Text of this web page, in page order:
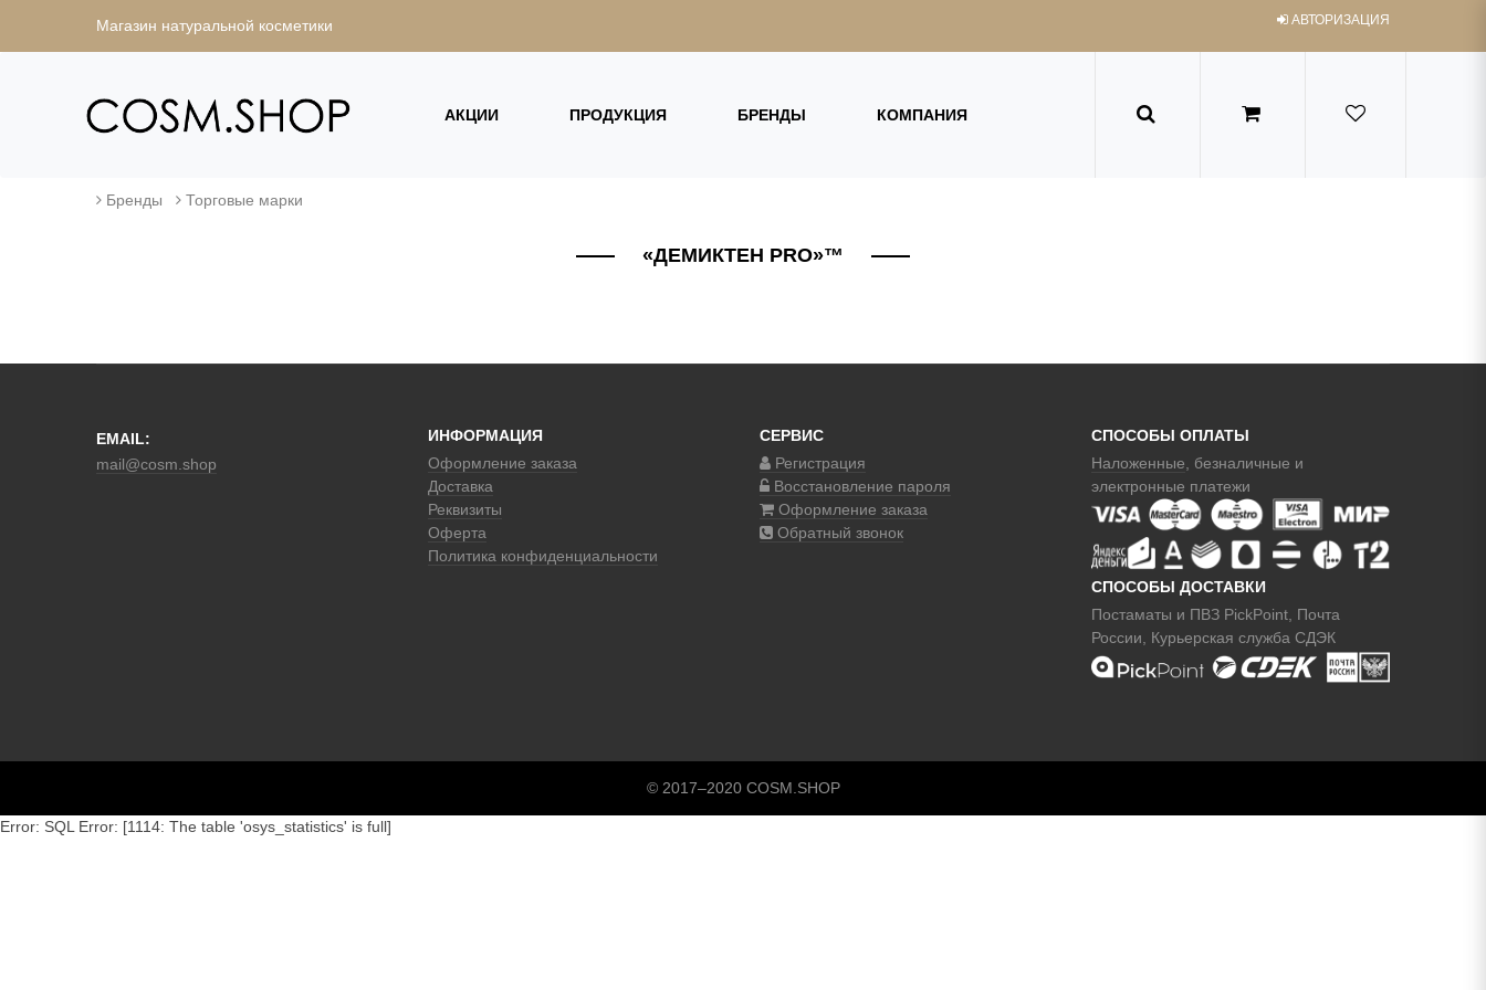
Магазин натуральной косметики АВТОРИЗАЦИЯ
АКЦИИ ПРОДУКЦИЯ БРЕНДЫ КОМПАНИЯ
Бренды Торговые марки
«ДЕМИКТЕН PRO»™
EMAIL:
mail@cosm.shop
ИНФОРМАЦИЯ
Оформление заказа
Доставка
Реквизиты
Оферта
Политика конфиденциальности
СЕРВИС
Регистрация
Восстановление пароля
Оформление заказа
Обратный звонок
СПОСОБЫ ОПЛАТЫ
Наложенные , безналичные и
электронные платежи
СПОСОБЫ ДОСТАВКИ
Постаматы и ПВЗ PickPoint, Почта
России, Курьерская служба СДЭК
© 2017–2020 COSM.SHOP
Error: SQL Error: [1114: The table 'osys_statistics' is full]